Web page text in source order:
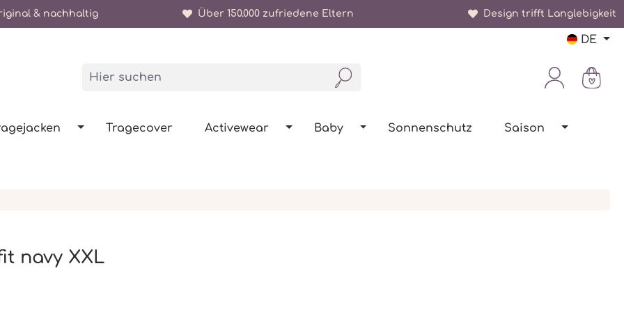
& nachhaltig Über 150.000 zufriedene Eltern Design trifft Langlebigkeit
DE
Tragecover Activewear Baby Sonnenschutz Saison
navy XXL